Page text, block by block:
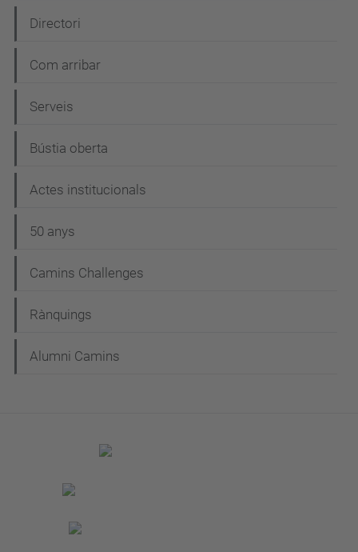
Directori
Com arribar
Serveis
Bústia oberta
Actes institucionals
50 anys
Camins Challenges
Rànquings
Alumni Camins